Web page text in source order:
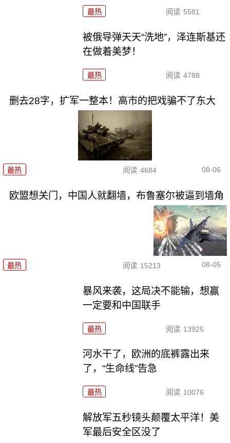
最热 阅读 5581
被俄导弹天天“洗地”，泽连斯基还
在做着美梦！
最热 阅读 4788
删去28字，扩军一整本！高市的把戏骗不了东大
最热 阅读 4684 08-06
欧盟想关门，中国人就翻墙，布鲁塞尔被逼到墙角
最热 阅读 15213 08-05
暴风来袭，这局决不能输，想赢
一定要和中国联手
最热 阅读 13925
河水干了，欧洲的底裤露出来
了，“生命线”告急
最热 阅读 10076
解放军五秒镜头颠覆太平洋！美
军最后安全区没了